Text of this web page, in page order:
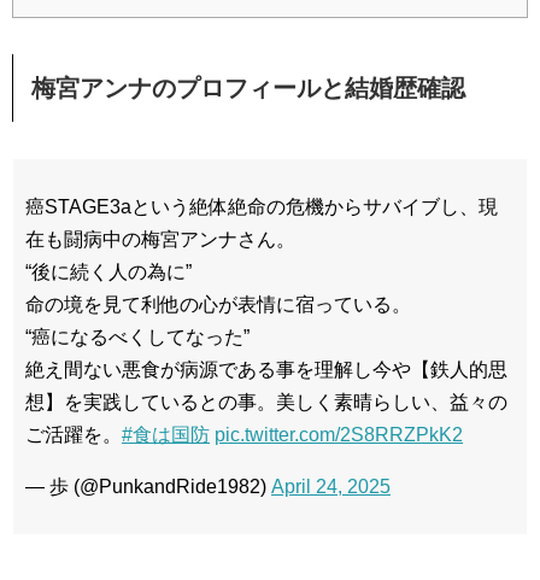
梅宮アンナのプロフィールと結婚歴確認
癌STAGE3aという絶体絶命の危機からサバイブし、現
在も闘病中の梅宮アンナさん。
“後に続く人の為に”
命の境を見て利他の心が表情に宿っている。
“癌になるべくしてなった”
絶え間ない悪食が病源である事を理解し今や【鉄人的思
想】を実践しているとの事。美しく素晴らしい、益々の
ご活躍を。 #食は国防 pic.twitter.com/2S8RRZPkK2
— 歩 (@PunkandRide1982) April 24, 2025